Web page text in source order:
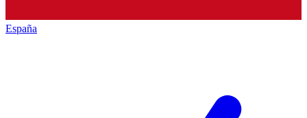
España